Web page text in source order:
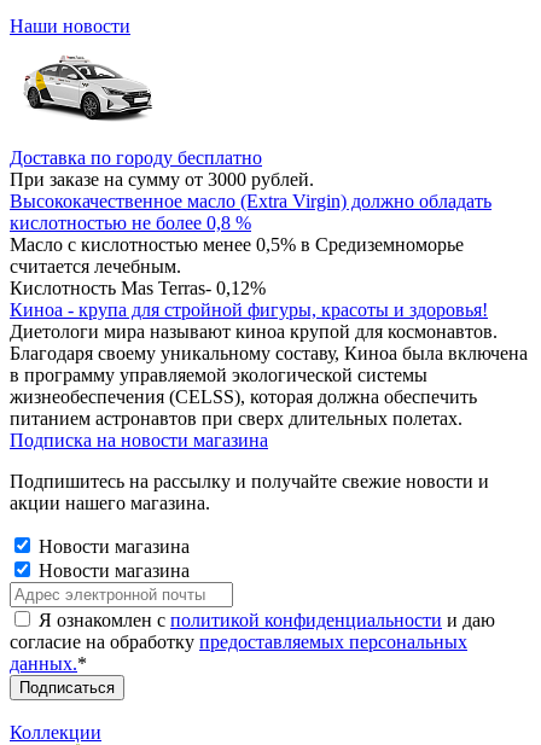
Наши новости
Доставка по городу бесплатно
При заказе на сумму от 3000 рублей.
Высококачественное масло (Extra Virgin) должно обладать
кислотностью не более 0,8 %
Масло с кислотностью менее 0,5% в Средиземноморье
считается лечебным.
Кислотность Mas Terras- 0,12%
Киноа - крупа для стройной фигуры, красоты и здоровья!
Диетологи мира называют киноа крупой для космонавтов.
Благодаря своему уникальному составу, Киноа была включена
в программу управляемой экологической системы
жизнеобеспечения (CELSS), которая должна обеспечить
питанием астронавтов при сверх длительных полетах.
Подписка на новости магазина
Подпишитесь на рассылку и получайте свежие новости и
акции нашего магазина.
Новости магазина
Новости магазина
Я ознакомлен с политикой конфиденциальности и даю
согласие на обработку предоставляемых персональных
данных.*
Коллекции